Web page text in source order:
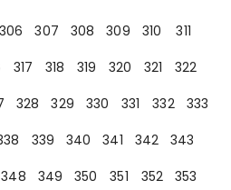
306 307 308 309 310
311
317 318 319 320 321
322
328 329 330 331 332
333
339 340 341 342
343
348 349 350 351 352
353